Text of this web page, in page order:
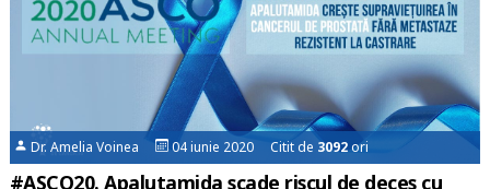
Dr. Amelia Voinea 04 iunie 2020 Citit de 3092ori
#ASCO20. Apalutamida scade riscul de deces cu